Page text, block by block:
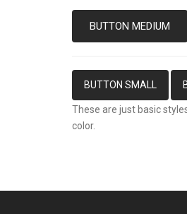
BUTTON MEDIUM
BUTTON SMALL
These are just basic
color.